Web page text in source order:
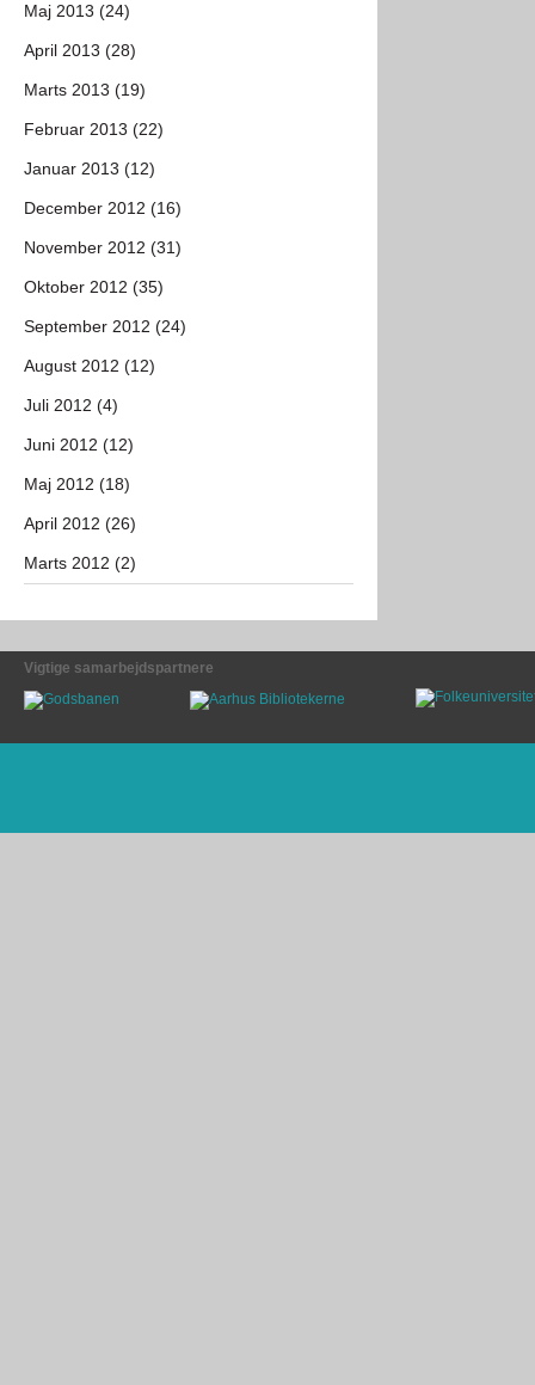
Maj 2013 (24)
April 2013 (28)
Marts 2013 (19)
Februar 2013 (22)
Januar 2013 (12)
December 2012 (16)
November 2012 (31)
Oktober 2012 (35)
September 2012 (24)
August 2012 (12)
Juli 2012 (4)
Juni 2012 (12)
Maj 2012 (18)
April 2012 (26)
Marts 2012 (2)
Vigtige samarbejdspartnere